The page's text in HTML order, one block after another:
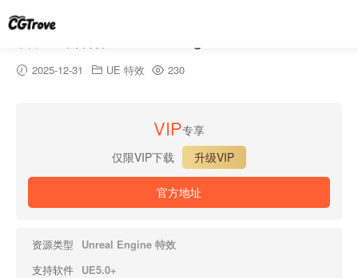
2025-12-31 UE 特效 230
VIP专享
仅限VIP下载
升级VIP
官方地址
资源类型
Unreal Engine 特效
支持软件 UE5.0+